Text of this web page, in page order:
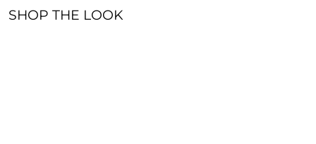
SHOP THE LOOK